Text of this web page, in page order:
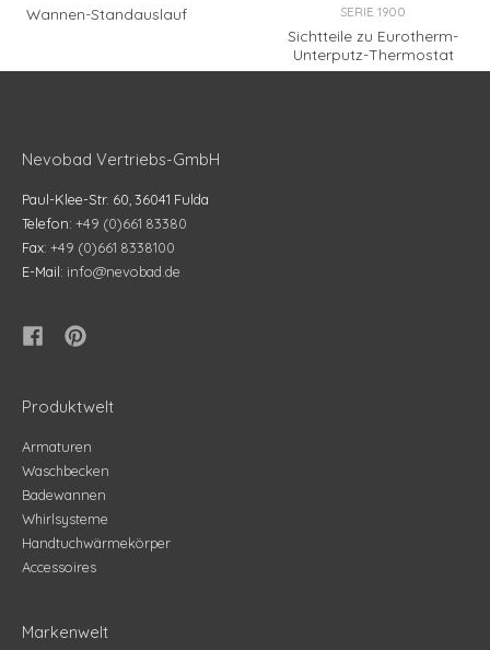
Wannen-Standauslauf SERIE 1900
Sichtteile zu Eurotherm-
Unterputz-Thermostat
Nevobad Vertriebs-GmbH
Paul-Klee-Str. 60, 36041 Fulda
Telefon: +49 (0)661 83380
Fax: +49 (0)661 8338100
E-Mail: info@nevobad.de
Produktwelt
Armaturen
Waschbecken
Badewannen
Whirlsysteme
Handtuchwärmekörper
Accessoires
Markenwelt